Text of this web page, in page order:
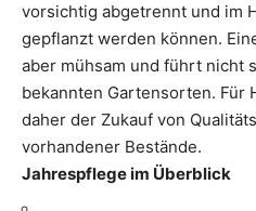
vorsichtig abgetrennt und im
gepflanzt werden können.
aber mühsam und führt nicht
bekannten Gartensorten. Für
daher der Zukauf von
vorhandener Bestände.
Jahrespflege im Überblick